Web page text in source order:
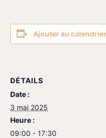
Ajouter au calendrier
DÉTAILS
Date :
3 mai 2025
Heure :
09:00 - 17:30